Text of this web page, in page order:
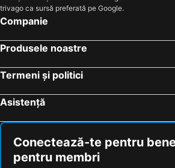
Hoteluri Albania
trivago ca sursă preferată pe Google.
Companie
Produsele noastre
Termeni și politici
Asistență
Conectează-te pentru
pentru membri